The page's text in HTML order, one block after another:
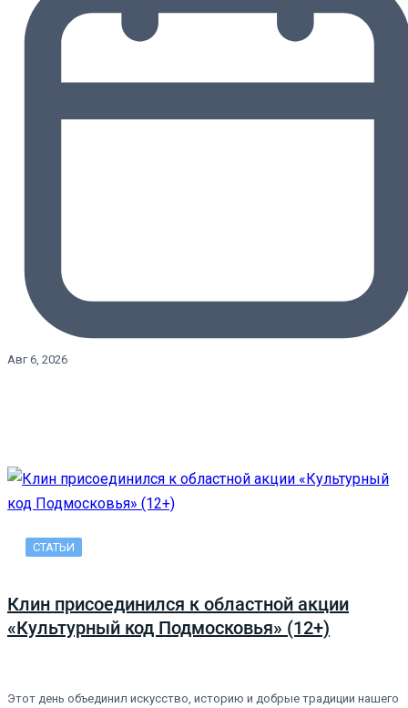
Авг 6, 2026
СТАТЬИ
Клин присоединился к областной акции
«Культурный код Подмосковья» (12+)
Этот день объединил искусство, историю и добрые традиции нашего